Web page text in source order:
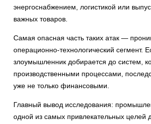
энергоснабжением, логистикой или
важных товаров.
Самая опасная часть таких атак —
операционно-технологический сегмент.
злоумышленник добирается до систем,
производственными процессами,
уже не только финансовыми.
Главный вывод исследования:
одной из самых привлекательных целей